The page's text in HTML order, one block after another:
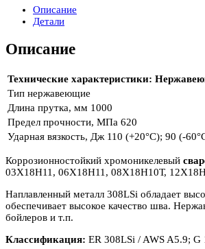
308LSi
Описание
Детали
Описание
Технические характеристики:
Тип нержавеющие
Длина прутка, мм 1000
Предел прочности, МПа 620
Ударная вязкость, Дж 110 (+20°С); 90 (-
Коррозионностойкий хромоникелевый
03Х18Н11, 06Х18Н11, 08Х18Н10Т,
Наплавленный металл 308LSi обладает
обеспечивает высокое качество шва.
бойлеров и т.п.
Классификация: ER 308LSi / AWS A5.9; G